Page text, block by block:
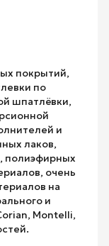
покрытий,
по
шпатлёвки,
и
лаков,
полиэфирных
очень
на
и
Montelli,